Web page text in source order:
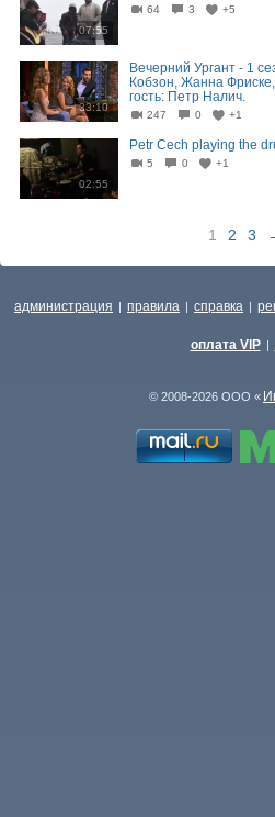
07:55
64 3 +5
33:10
Вечерний Ургант - 1
Кобзон, Жанна
гость: Петр Налич.
247 0 +1
02:55
Petr Cech playing the
5 0 +1
1 2 3
администрация | правила | справка |
оплата VIP |
© 2008-2026 ООО «